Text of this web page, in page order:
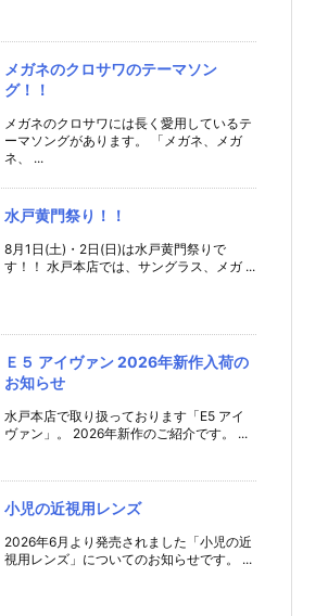
メガネのクロサワのテーマソン
グ！！
メガネのクロサワには長く愛用しているテ
ーマソングがあります。 「メガネ、メガ
ネ、 ...
水戸黄門祭り！！
8月1日(土)・2日(日)は水戸黄門祭りで
す！！ 水戸本店では、サングラス、メガ ...
Ｅ５ アイヴァン 2026年新作入荷の
お知らせ
水戸本店で取り扱っております「E5 アイ
ヴァン」。 2026年新作のご紹介です。 ...
小児の近視用レンズ
2026年6月より発売されました「小児の近
視用レンズ」についてのお知らせです。 ...